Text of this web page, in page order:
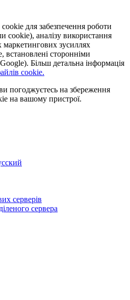
для забезпечення роботи
cookie), аналізу використання
зусиллях
встановлені сторонніми
Більш детальна інформація
cookie.
погоджуєтесь на збереження
на вашому пристрої.
серверів
сервера